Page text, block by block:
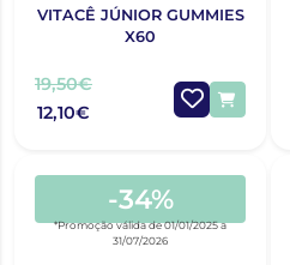
VITACÊ JÚNIOR GUMMIES
X60
19,50€
12,10€
-34%
*Promoção válida de 01/01/2025 a
31/07/2026